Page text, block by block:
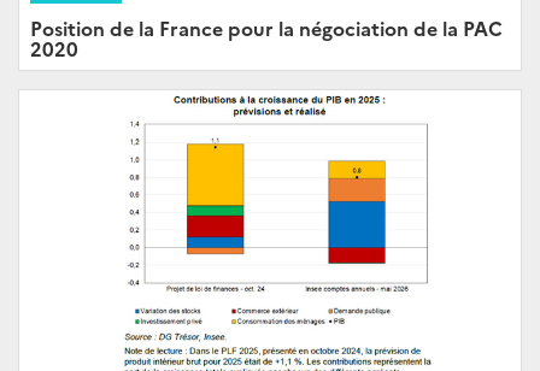
Position de la France pour la négociation de la PAC
2020